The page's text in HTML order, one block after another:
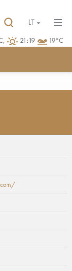
21:19 19°C
LT